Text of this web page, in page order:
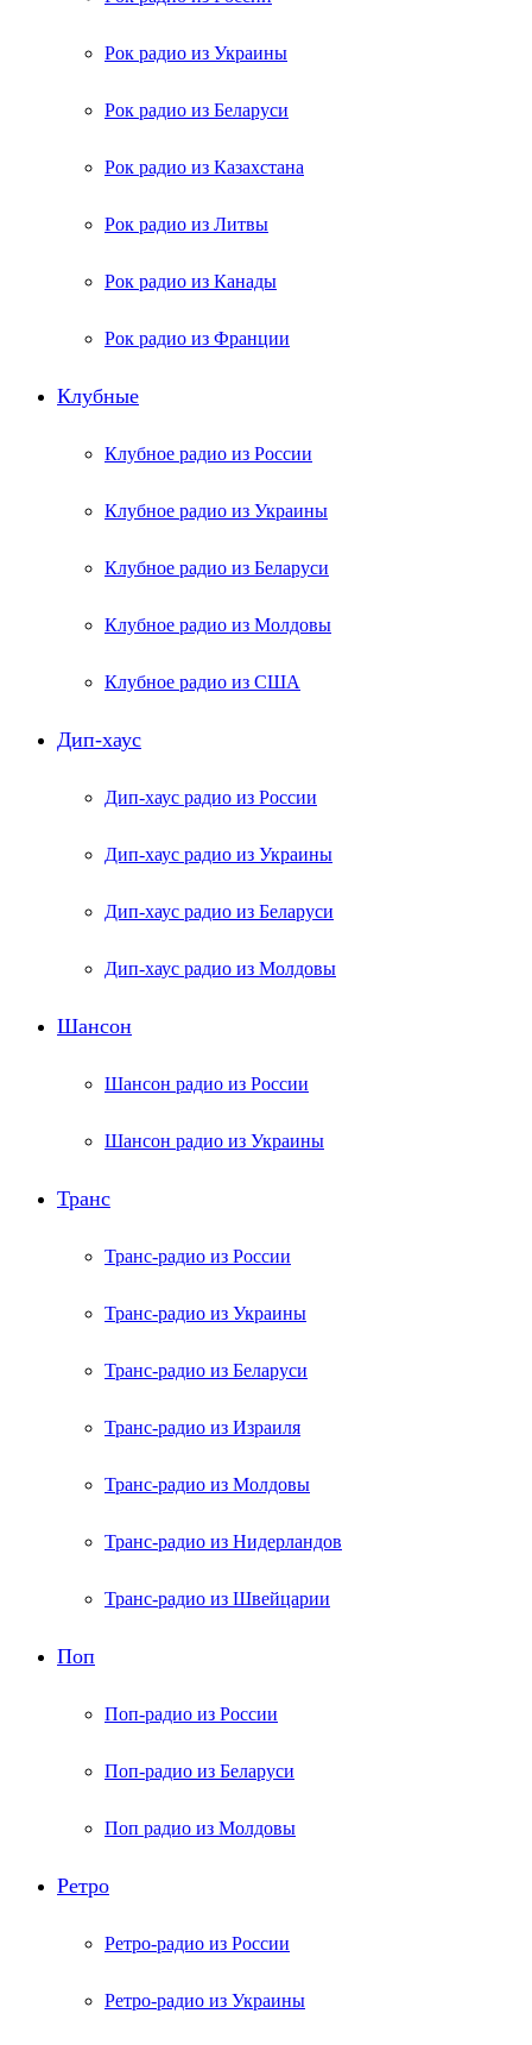
Рок радио из Украины
Рок радио из Беларуси
Рок радио из Казахстана
Рок радио из Литвы
Рок радио из Канады
Рок радио из Франции
Клубные
Клубное радио из России
Клубное радио из Украины
Клубное радио из Беларуси
Клубное радио из Молдовы
Клубное радио из США
Дип-хаус
Дип-хаус радио из России
Дип-хаус радио из Украины
Дип-хаус радио из Беларуси
Дип-хаус радио из Молдовы
Шансон
Шансон радио из России
Шансон радио из Украины
Транс
Транс-радио из России
Транс-радио из Украины
Транс-радио из Беларуси
Транс-радио из Израиля
Транс-радио из Молдовы
Транс-радио из Нидерландов
Транс-радио из Швейцарии
Поп
Поп-радио из России
Поп-радио из Беларуси
Поп радио из Молдовы
Ретро
Ретро-радио из России
Ретро-радио из Украины